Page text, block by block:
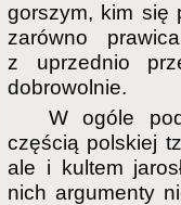
gorszym, kim się
zarówno
z uprzednio
dobrowolnie.
W ogóle
częścią polskiej
ale i kultem
nich argumenty